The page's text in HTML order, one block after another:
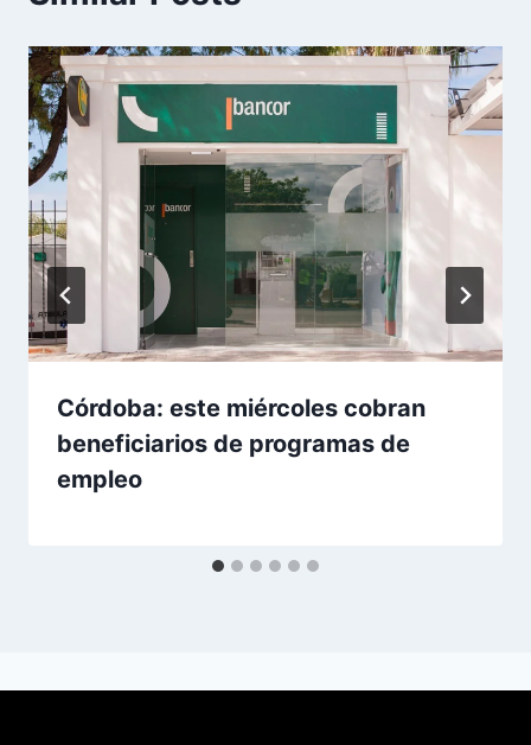
Córdoba: este miércoles cobran
beneficiarios de programas de
empleo